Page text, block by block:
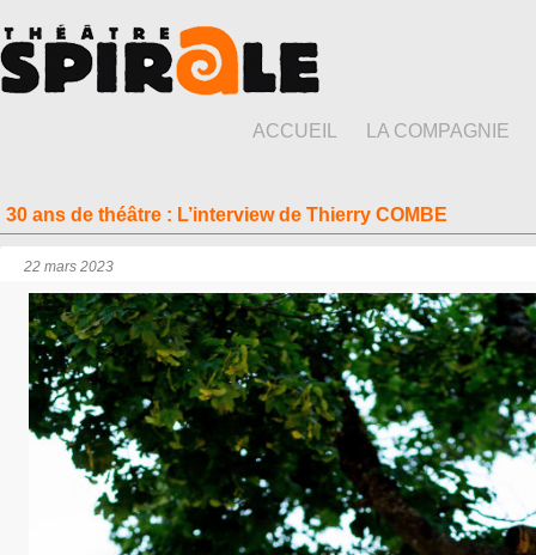
ACCUEIL LA COMPAGNIE
30 ans de théâtre : L’interview de Thierry COMBE
22 mars 2023